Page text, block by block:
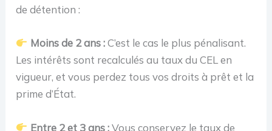
de détention :
Moins de 2 ans :C’est le cas le plus pénalisant.
Les intérêts sont recalculés au taux du CEL en
vigueur, et vous perdez tous vos droits à prêt et la
prime d’État.
Entre 2 et 3 ans :Vous conservez le taux de